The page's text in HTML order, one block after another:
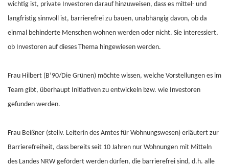
wichtig ist, private Investoren darauf hinzuweisen, dass es mittel- und
langfristig sinnvoll ist, barrierefrei zu bauen, unabhängig davon, ob da
einmal behinderte Menschen wohnen werden oder nicht. Sie interessiert,
ob Investoren auf dieses Thema hingewiesen werden.
Frau Hilbert (B’90/Die Grünen) möchte wissen, welche Vorstellungen es im
Team gibt, überhaupt Initiativen zu entwickeln bzw. wie Investoren
gefunden werden.
Frau Beißner (stellv. Leiterin des Amtes für Wohnungswesen) erläutert zur
Barrierefreiheit, dass bereits seit 10 Jahren nur Wohnungen mit Mitteln
des Landes NRW gefördert werden dürfen, die barrierefrei sind, d.h. alle